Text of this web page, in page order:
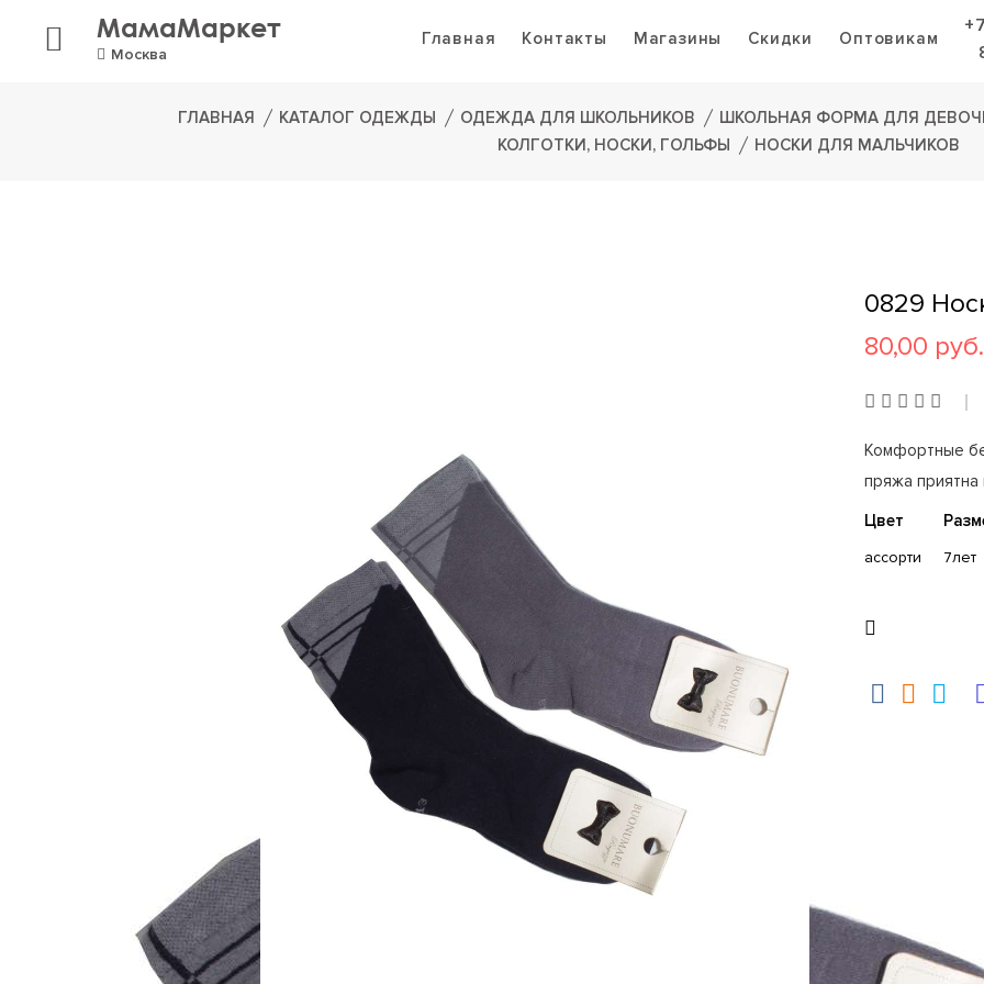
МамаМаркет
Москва
Главная Контакты Магазины Скидки Оптовикам
ГЛАВНАЯ КАТАЛОГ ОДЕЖДЫ ОДЕЖДА ДЛЯ ШКОЛЬНИКОВ
ШКОЛЬНАЯ ФОРМА ДЛЯ
КОЛГОТКИ, НОСКИ, ГОЛЬФЫ
НОСКИ ДЛЯ МАЛЬЧИКОВ
0829
80,00 руб.
Комфортные
пряжа приятна
Цвет
ассорти 7лет